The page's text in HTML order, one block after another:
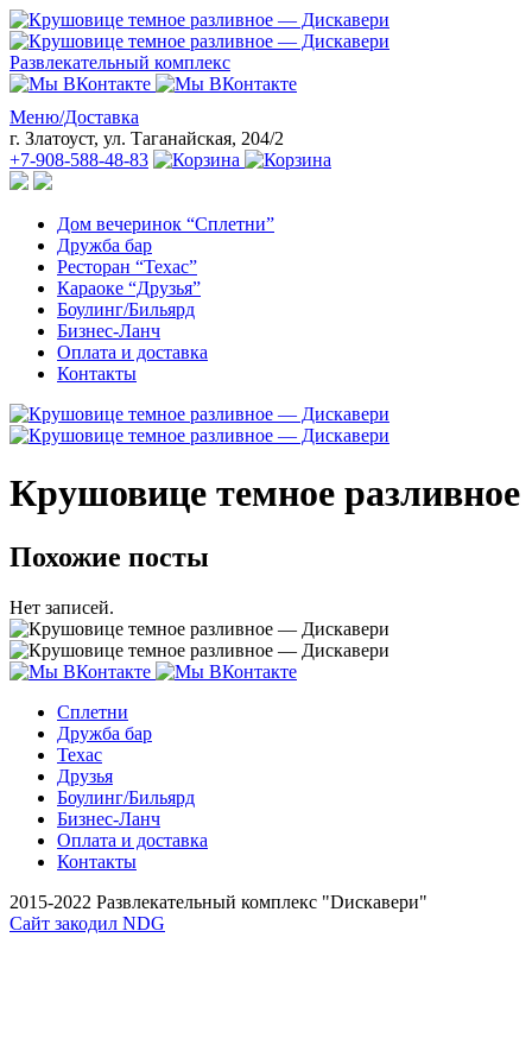
Развлекательный комплекс
Меню/Доставка
г. Златоуст, ул. Таганайская, 204/2
+7-908-588-48-83
Дом вечеринок “Сплетни”
Дружба бар
Ресторан “Техас”
Караоке “Друзья”
Боулинг/Бильярд
Бизнес-Ланч
Оплата и доставка
Контакты
Крушовице темное разливное
Похожие посты
Нет записей.
Сплетни
Дружба бар
Техас
Друзья
Боулинг/Бильярд
Бизнес-Ланч
Оплата и доставка
Контакты
2015-2022 Развлекательный комплекс "Dискавери"
Сайт закодил NDG